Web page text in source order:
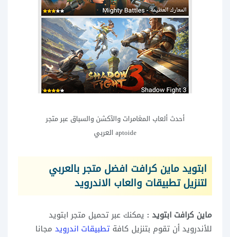
أحدث ألعاب المغامرات والآكشن والسباق عبر متجر
aptoide العربي
ابتويد ماين كرافت افضل متجر بالعربي
لتنزيل تطبيقات والعاب الاندرويد
ماين كرافت ابتويد : يمكنك عبر تحميل متجر ابتويد
للأندرويد أن تقوم بتنزيل كافة تطبيقات اندرويد مجانا